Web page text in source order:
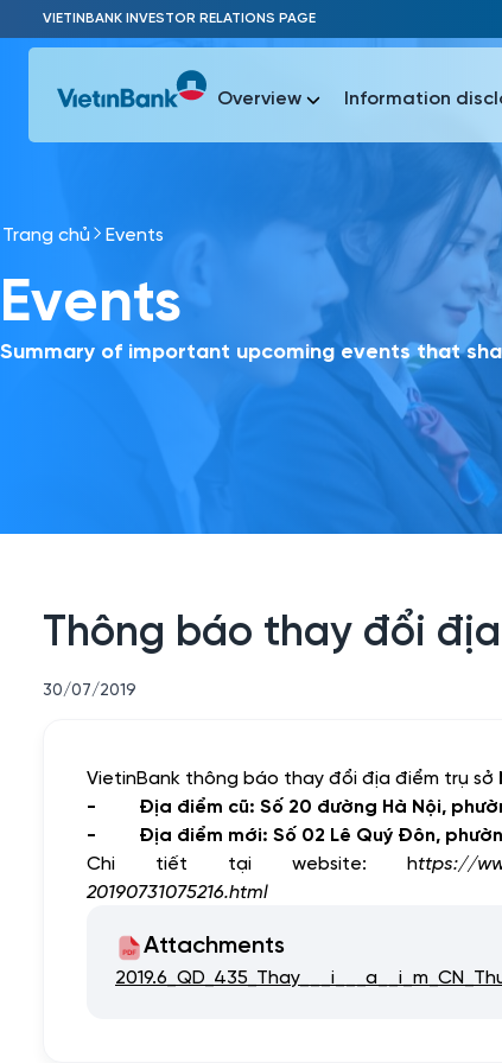
Skip to Main Content
VIETINBANK INVESTOR RELATIONS PAGE
Most
Overview Information
Most
Trang chủ Events
Events
Summary of important upcoming events that
Thông báo thay đổi
30/07/2019
VietinBank thông báo thay đổi địa điểm trụ sở
-
Địa điểm cũ: Số 20 đường Hà Nội,
-
Địa điểm mới: Số 02 Lê Quý Đôn,
Chi tiết tại website: https://
20190731075216.html
Attachments